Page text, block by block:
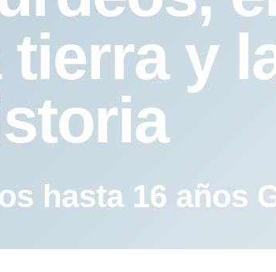
tierra y
hasta 16 años